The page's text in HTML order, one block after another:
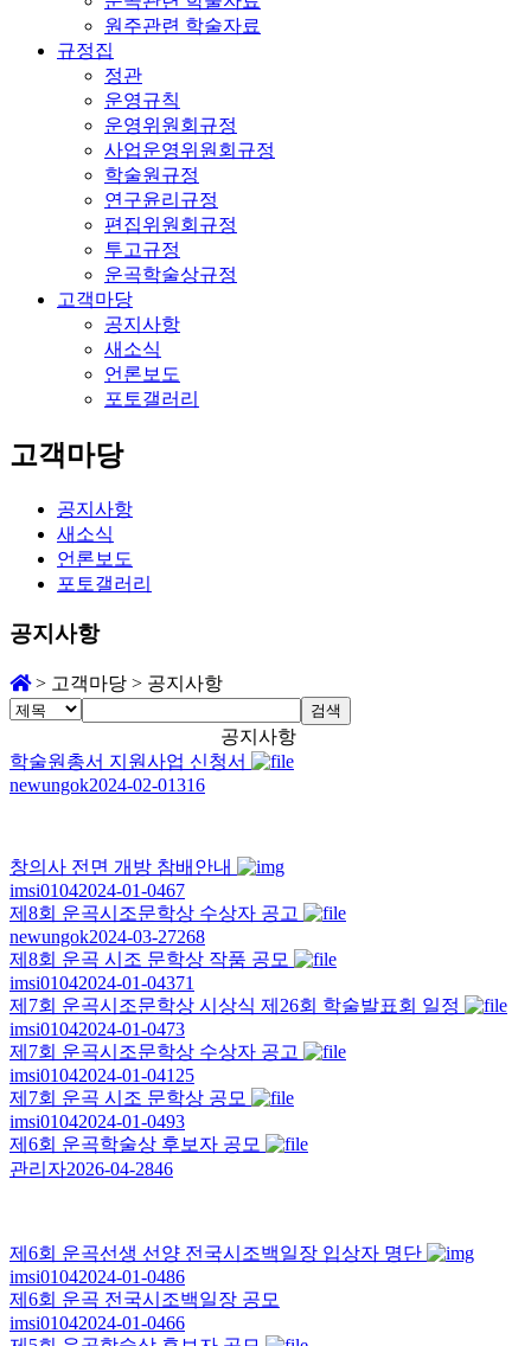
원주관련 학술자료
규정집
정관
운영규칙
운영위원회규정
사업운영위원회규정
학술원규정
연구윤리규정
편집위원회규정
투고규정
운곡학술상규정
고객마당
공지사항
새소식
언론보도
포토갤러리
고객마당
공지사항
새소식
언론보도
포토갤러리
공지사항
> 고객마당 > 공지사항
검색
공지사항
학술원총서 지원사업 신청서
newungok2024-02-01316
창의사 전면 개방 참배안내
imsi01042024-01-0467
제8회 운곡시조문학상 수상자 공고
newungok2024-03-27268
제8회 운곡 시조 문학상 작품 공모
imsi01042024-01-04371
제7회 운곡시조문학상 시상식 제26회 학술발표회 일정
imsi01042024-01-0473
제7회 운곡시조문학상 수상자 공고
imsi01042024-01-04125
제7회 운곡 시조 문학상 공모
imsi01042024-01-0493
제6회 운곡학술상 후보자 공모
관리자2026-04-2846
제6회 운곡선생 선양 전국시조백일장 입상자 명단
imsi01042024-01-0486
제6회 운곡 전국시조백일장 공모
imsi01042024-01-0466